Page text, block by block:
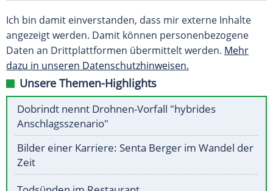
Ich bin damit einverstanden, dass mir externe Inhalte
angezeigt werden. Damit können personenbezogene
Daten an Drittplattformen übermittelt werden. Mehr
dazu in unseren Datenschutzhinweisen.
Unsere Themen-Highlights
Dobrindt nennt Drohnen-Vorfall "hybrides
Anschlagsszenario"
Bilder einer Karriere: Senta Berger im Wandel der
Zeit